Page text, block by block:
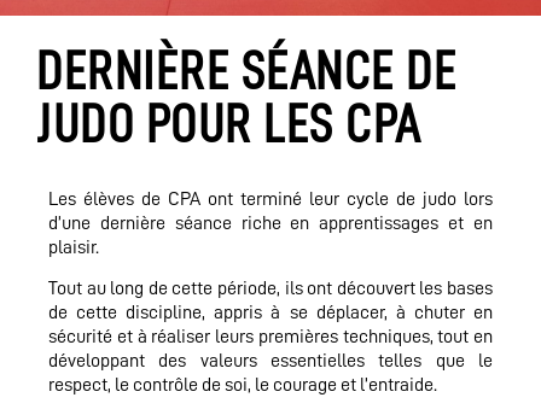
DERNIÈRE SÉANCE DE
JUDO POUR LES CPA
Les élèves de CPA ont terminé leur cycle de judo lors
d’une dernière séance riche en apprentissages et en
plaisir.
Tout au long de cette période, ils ont découvert les bases
de cette discipline, appris à se déplacer, à chuter en
sécurité et à réaliser leurs premières techniques, tout en
développant des valeurs essentielles telles que le
respect, le contrôle de soi, le courage et l’entraide.